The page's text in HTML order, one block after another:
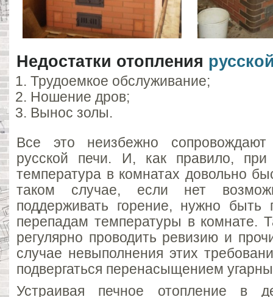
Недостатки отопления
Трудоемкое обслуживание;
Ношение дров;
Вынос золы.
Все это неизбежно
русской печи. И, как правило, при
температура в комнатах довольно
таком случае, если нет
поддерживать горение, нужно быть
перепадам температуры в комнате.
регулярно проводить ревизию и
случае невыполнения этих
подвергаться перенасыщением
Устраивая печное отопление в